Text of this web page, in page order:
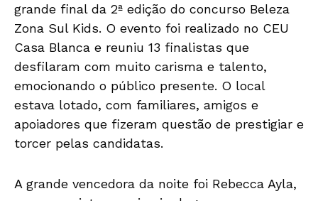
grande final da 2ª edição do concurso Beleza
Zona Sul Kids. O evento foi realizado no CEU
Casa Blanca e reuniu 13 finalistas que
desfilaram com muito carisma e talento,
emocionando o público presente. O local
estava lotado, com familiares, amigos e
apoiadores que fizeram questão de prestigiar e
torcer pelas candidatas.
A grande vencedora da noite foi Rebecca Ayla,